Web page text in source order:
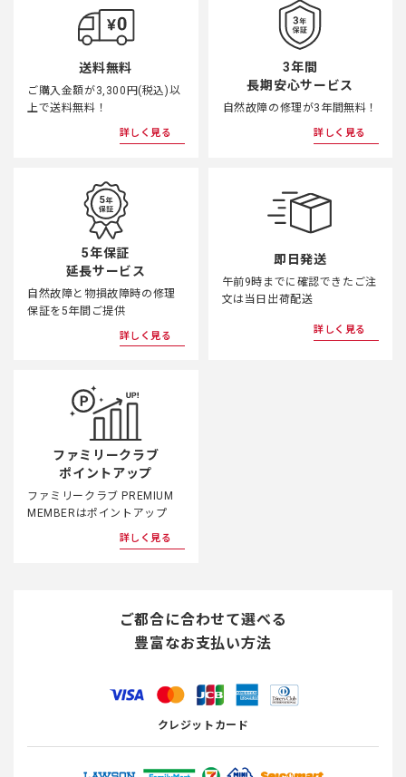
送料無料
ご購入金額が3,300円(税込)以
上で送料無料！
詳しく見る
3年間
長期安心サービス
自然故障の修理が3年間無料！
詳しく見る
5年保証
延長サービス
自然故障と物損故障時の修理
保証を5年間ご提供
詳しく見る
即日発送
午前9時までに確認できたご注
文は当日出荷配送
詳しく見る
ファミリークラブ
ポイントアップ
ファミリークラブ PREMIUM
MEMBERはポイントアップ
詳しく見る
ご都合に合わせて選べる
豊富なお支払い方法
クレジットカード